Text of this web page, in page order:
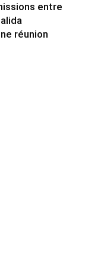
entre
réunion